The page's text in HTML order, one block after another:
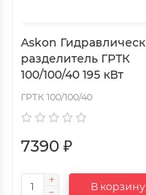
Askon Гидравлический
разделитель ГРТК
100/100/40 195 кВт
ГРТК 100/100/40
7390 ₽
В корзину